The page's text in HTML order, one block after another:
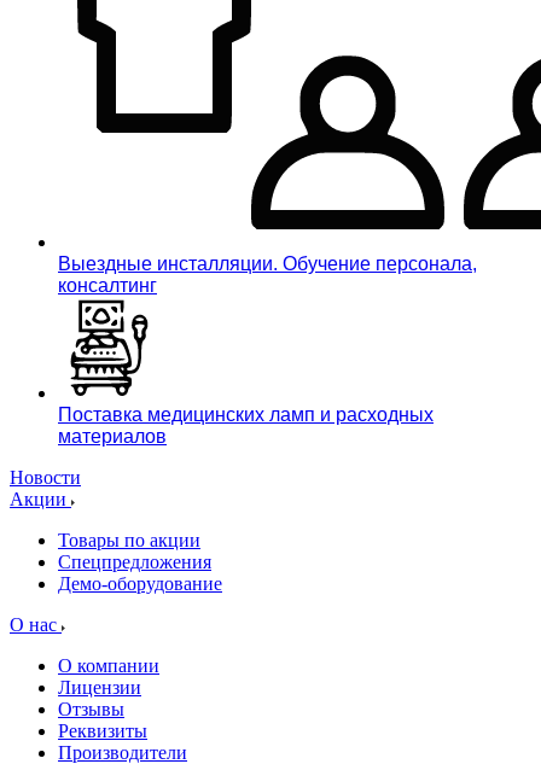
Выездные инсталляции. Обучение персонала,
консалтинг
Поставка медицинских ламп и расходных
материалов
Новости
Акции
Товары по акции
Спецпредложения
Демо-оборудование
О нас
О компании
Лицензии
Отзывы
Реквизиты
Производители